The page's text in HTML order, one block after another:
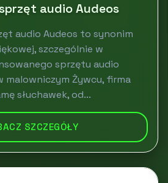
audio Audeos
audio Audeos to synonim
szczególnie w
sprzętu audio
malowniczym Żywcu, firma
słuchawek, od...
SZCZEGÓŁY